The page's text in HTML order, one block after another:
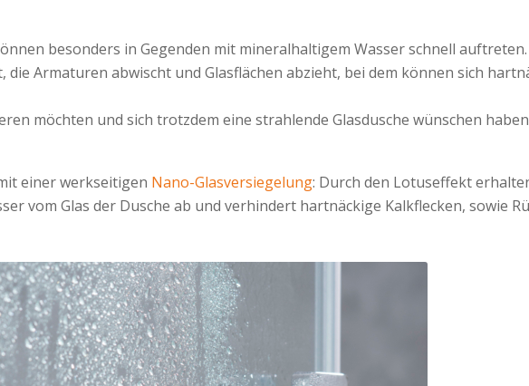
besonders in Gegenden mit mineralhaltigem Wasser schnell
Armaturen abwischt und Glasflächen abzieht, bei dem können sich
möchten und sich trotzdem eine strahlende Glasdusche wünschen
einer werkseitigen Nano-Glasversiegelung: Durch den Lotuseffekt
vom Glas der Dusche ab und verhindert hartnäckige Kalkflecken, sowie